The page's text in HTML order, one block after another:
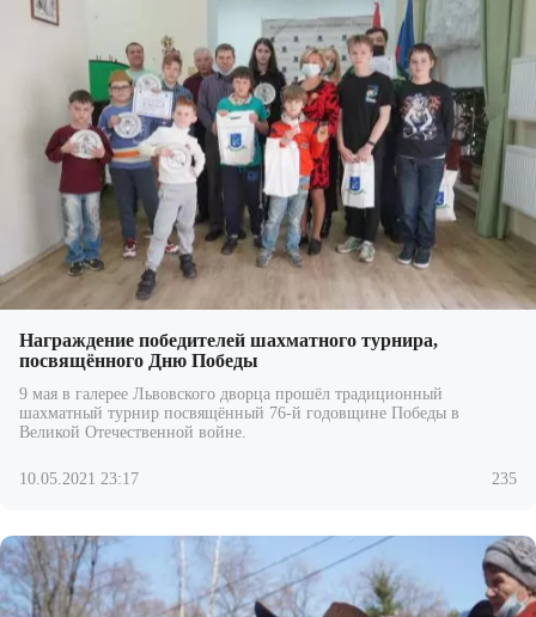
Награждение победителей шахматного турнира,
посвящённого Дню Победы
9 мая в галерее Львовского дворца прошёл традиционный
шахматный турнир посвящённый 76-й годовщине Победы в
Великой Отечественной войне.
10.05.2021 23:17 235